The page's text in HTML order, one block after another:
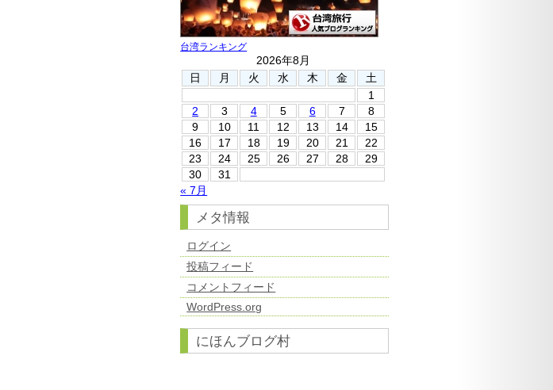
台湾ランキング
2026年8月
日
月 火 水 木 金
土
1
2
3 4 5 6 7
8
9
10 11 12 13 14
15
16
17 18 19 20 21
22
23
24 25 26 27 28
29
30
31
« 7月
メタ情報
ログイン
投稿フィード
コメントフィード
WordPress.org
にほんブログ村